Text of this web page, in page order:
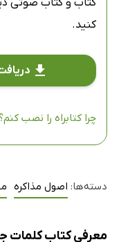
کتاب و کتاب صوتی
کنید.
چرا کتابراه را نصب کنم؟
دسته‌ها: اصول مذاکره
معرفی کتاب کلمات